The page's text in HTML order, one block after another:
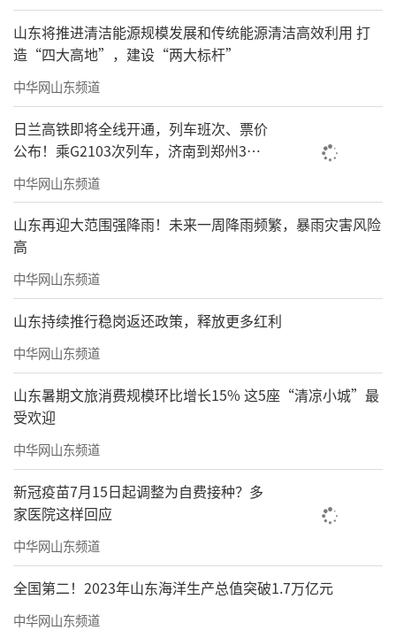
山东将推进清洁能源规模发展和传统能源清洁高效利用 打
造“四大高地”，建设“两大标杆”
中华网山东频道
日兰高铁即将全线开通，列车班次、票价
公布！乘G2103次列车，济南到郑州3小
时到达
中华网山东频道
山东再迎大范围强降雨！未来一周降雨频繁，暴雨灾害风险
高
中华网山东频道
山东持续推行稳岗返还政策，释放更多红利
中华网山东频道
山东暑期文旅消费规模环比增长15% 这5座“清凉小城”最
受欢迎
中华网山东频道
新冠疫苗7月15日起调整为自费接种？多
家医院这样回应
中华网山东频道
全国第二！2023年山东海洋生产总值突破1.7万亿元
中华网山东频道